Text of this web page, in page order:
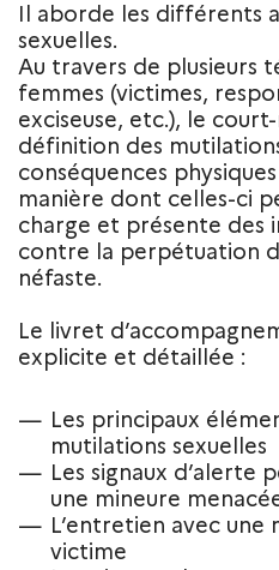
Il aborde les différents
sexuelles.
Au travers de plusieurs
femmes (victimes,
exciseuse, etc.), le
définition des
conséquences
manière dont celles-ci
charge et présente des
contre la perpétuation
néfaste.
Le livret
explicite et détaillée :
Les principaux
mutilations sexuelles
Les signaux
une mineure
L’entretien avec une
victime